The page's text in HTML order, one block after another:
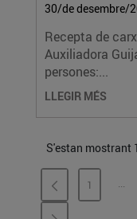
30/de desembre/
Recepta de
Auxiliadora
persones:...
LLEGIR MÉS
S'estan mostrant
PÀGINA
1 ...